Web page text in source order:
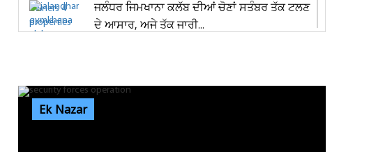
ਜਲੰਧਰ ਜਿਮਖਾਨਾ ਕਲੱਬ ਦੀਆਂ ਚੋਣਾਂ ਸਤੰਬਰ ਤੱਕ ਟਲਣ
ਦੇ ਆਸਾਰ, ਅਜੇ ਤੱਕ ਜਾਰੀ...
Ek Nazar